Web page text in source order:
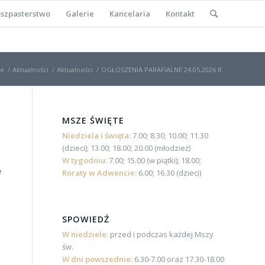
Galerie Kancelaria Kontakt
/ Aktualności / Aktualności / OGŁOSZENIA PARAFIALNE 24.05.2026 R.
MSZE ŚWIĘTE
Niedziela i święta: 7.00; 8.30; 10.00; 11.30
(dzieci); 13.00; 18.00; 20.00 (młodzież)
W tygodniu: 7.00; 15.00 (w piątki); 18.00;
Roraty w Adwencie: 6.00; 16.30 (dzieci)
SPOWIEDŹ
W niedziele: przed i podczas każdej Mszy
św.
W dni powszednie: 6.30-7.00 oraz 17.30-18.00